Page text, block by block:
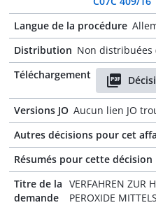
Langue de la procédure
Distribution Non distribuées
Téléchargement
Versions JO Aucun lien JO
Autres décisions pour cet
Résumés pour cette décision
Titre de la
demande
VERFAHREN ZUR
PEROXIDE